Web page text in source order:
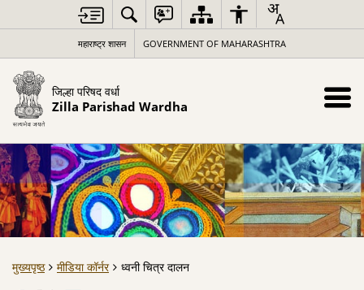
महाराष्ट्र शासन GOVERNMENT OF MAHARASHTRA
जिल्हा परिषद वर्धा
Zilla Parishad Wardha
मुख्यपृष्ठ मीडिया कॉर्नर ध्वनी चित्र दालन